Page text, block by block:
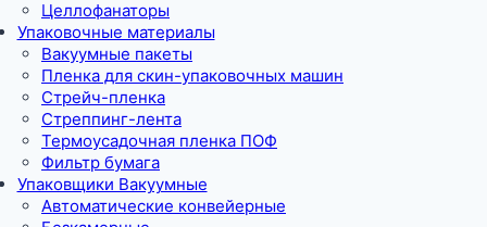
Целлофанаторы
Упаковочные материалы
Вакуумные пакеты
Пленка для скин-упаковочных машин
Стрейч-пленка
Стреппинг-лента
Термоусадочная пленка ПОФ
Фильтр бумага
Упаковщики Вакуумные
Автоматические конвейерные